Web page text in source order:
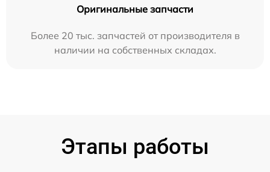
Оригинальные запчасти
Более 20 тыс. запчастей от производителя в
наличии на собственных складах.
Этапы работы